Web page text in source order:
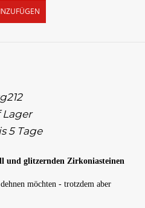
Lager
5 Tage
und glitzernden Zirkoniasteinen
möchten - trotzdem aber